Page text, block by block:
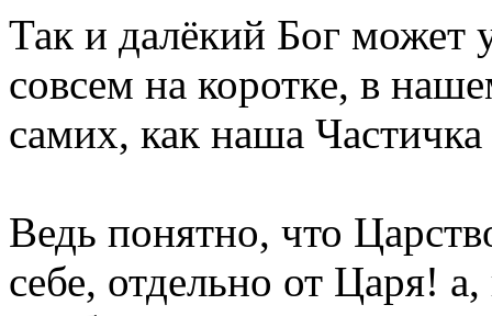
Так и далёкий Бог может
совсем на коротке, в
самих, как наша
Ведь понятно, что
себе, отдельно от Царя!